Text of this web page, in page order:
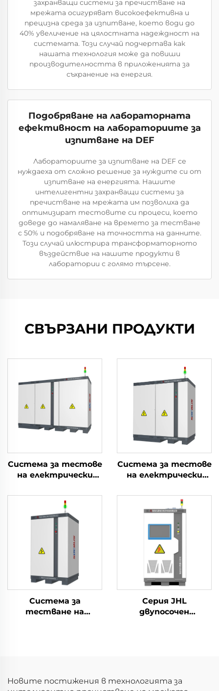
захранващи системи за пречистване на
мрежата осигуряват високоефективна и
прецизна среда за изпитване, което води до
40% увеличение на цялостната надеждност на
системата. Този случай подчертава как
нашата технология може да повиши
производителността в приложенията за
съхранение на енергия.
Подобряване на лабораторната
ефективност на лабораториите за
изпитване на DEF
Лабораториите за изпитване на DEF се
нуждаеха от сложно решение за нуждите си от
изпитване на енергията. Нашите
интелигентни захранващи системи за
пречистване на мрежата им позволиха да
оптимизират тестовите си процеси, което
доведе до намаляване на времето за тестване
с 50% и подобряване на точността на данните.
Този случай илюстрира трансформаторното
въздействие на нашите продукти в
лаборатории с голямо търсене.
СВЪРЗАНИ ПРОДУКТИ
Система за тестове
на електрически
литиеви батерии
(2400V)
Система за тестове
на електрически
литиеви батерии
(750V)
Система за
тестване на
Серия JHL
двупосочен
Новите постижения в технологията за